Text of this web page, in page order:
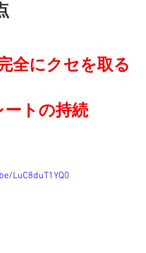
全にクセを取る
ートの持続
LuC8duT1YQ0